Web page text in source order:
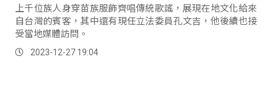
上千位族人身穿苗族服飾齊唱傳統歌謠，展現在地文化給來
自台灣的賓客，其中還有現任立法委員孔文吉，他後續也接
受當地媒體訪問。
2023-12-27 19:04